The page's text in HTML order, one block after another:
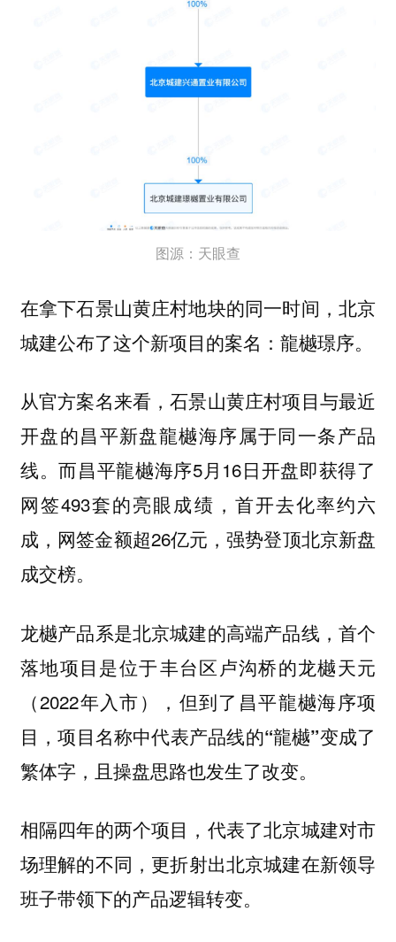
图源：天眼查
在拿下石景山黄庄村地块的同一时间，北京
城建公布了这个新项目的案名：龍樾璟序。
从官方案名来看，石景山黄庄村项目与最近
开盘的昌平新盘龍樾海序属于同一条产品
线。而昌平龍樾海序5月16日开盘即获得了
网签493套的亮眼成绩，首开去化率约六
成，网签金额超26亿元，强势登顶北京新盘
成交榜。
龙樾产品系是北京城建的高端产品线，首个
落地项目是位于‌丰台区卢沟桥的龙樾天元
（2022年入市），但到了昌平龍樾海序项
目，项目名称中代表产品线的“龍樾”变成了
繁体字，且操盘思路也发生了改变。
相隔四年的两个项目，代表了北京城建对市
场理解的不同， 更折射出北京城建在新领导
班子带领下的产品逻辑转变。